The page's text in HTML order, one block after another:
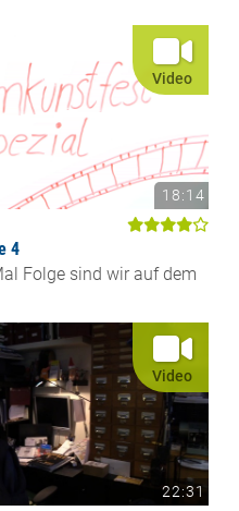
Video
18:14
4
Folge sind wir auf dem
Video
22:31